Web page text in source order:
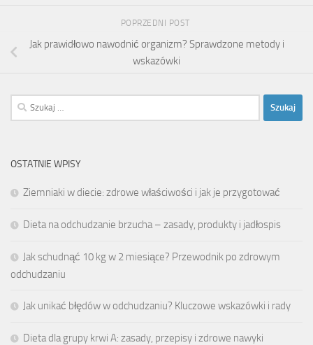
POPRZEDNI POST
Jak prawidłowo nawodnić organizm? Sprawdzone metody i
wskazówki
Szukaj:
OSTATNIE WPISY
Ziemniaki w diecie: zdrowe właściwości i jak je przygotować
Dieta na odchudzanie brzucha – zasady, produkty i jadłospis
Jak schudnąć 10 kg w 2 miesiące? Przewodnik po zdrowym
odchudzaniu
Jak unikać błędów w odchudzaniu? Kluczowe wskazówki i rady
Dieta dla grupy krwi A: zasady, przepisy i zdrowe nawyki